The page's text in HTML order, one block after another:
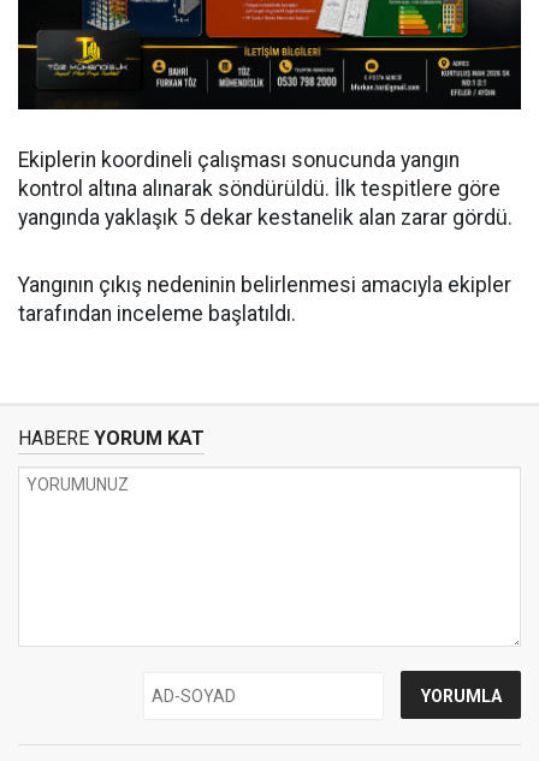
Ekiplerin koordineli çalışması sonucunda yangın
kontrol altına alınarak söndürüldü. İlk tespitlere göre
yangında yaklaşık 5 dekar kestanelik alan zarar gördü.
Yangının çıkış nedeninin belirlenmesi amacıyla ekipler
tarafından inceleme başlatıldı.
HABERE YORUM KAT